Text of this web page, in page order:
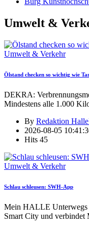
Umwelt &
Umwelt & Verkehr
Ölstand checken so wichtig wie
DEKRA:
Mindestens alle 1.000
By Redaktion
2026-08-05
Hits 45
Umwelt & Verkehr
Schlau schleusen: SWH-App
Mein HALLE Unterwegs
Smart City und verbindet